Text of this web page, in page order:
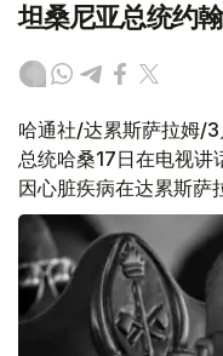
坦桑尼亚总统约
哈通社/达累斯萨拉姆/
总统哈桑17日在电视讲
因心脏疾病在达累斯萨